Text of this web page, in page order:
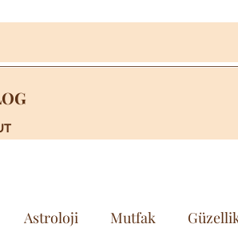
Astroloji Mutfak